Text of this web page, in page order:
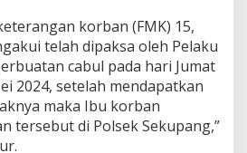
korban (FMK) 15,
telah dipaksa oleh Pelaku
cabul pada hari Jumat
2024, setelah mendapatkan
maka Ibu korban
tersebut di Polsek Sekupang,”